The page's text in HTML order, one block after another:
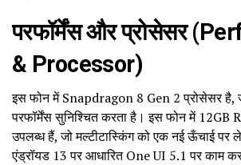
परफॉर्मेंस और प्रोसेसर
& Processor)
इस फोन में Snapdragon 8 Gen 2 प्रोसेसर है,
परफॉर्मेंस सुनिश्चित करता है। इस फोन में 12GB
उपलब्ध हैं, जो मल्टीटास्किंग को एक नई ऊँचाई पर
एंड्रॉयड 13 पर आधारित One UI 5.1 पर काम